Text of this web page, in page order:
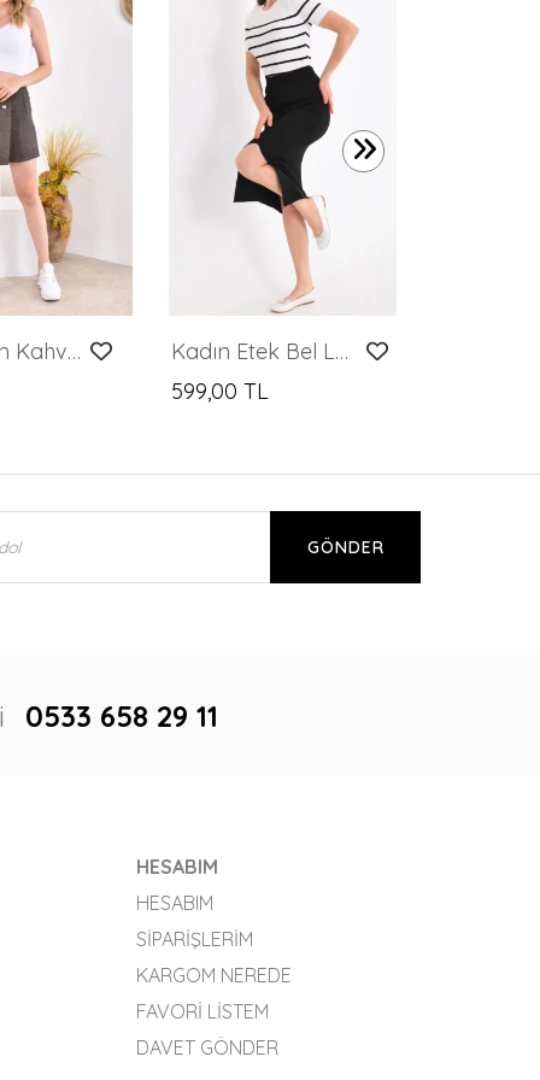
E066 Kadın Kahverengi Gold Düğme Detaylı Şort Etek
Kadın Etek Bel Lastikli Ön Yırtmaçlı Maksi Boy Düz Etek Siyah - 10049
599,00 TL
GÖNDER
0533 658 29 11
HESABIM
HESABIM
SIPARIŞLERIM
KARGOM NEREDE
FAVORI LISTEM
DAVET GÖNDER